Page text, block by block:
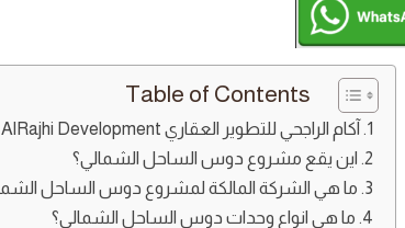
Table of Contents
آكام الراجحي للتطوير العقاري Akam AlRajhi Development
اين يقع مشروع دوس الساحل الشمالي؟
ما هي الشركة المالكة لمشروع دوس الساحل
ما هي انواع وحدات دوس الساحل الشمالي؟